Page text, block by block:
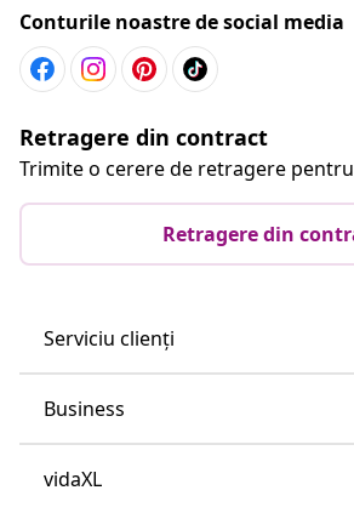
Conturile noastre de social media
Retragere din contract
Trimite o cerere de retragere
Retragere din
Serviciu clienți
Business
vidaXL